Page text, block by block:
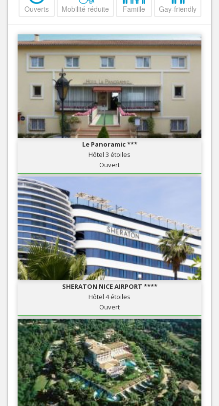
Ouverts Mobilité réduite Famille Gay-friendly
Le Panoramic ***
Hôtel 3 étoiles
Ouvert
SHERATON NICE AIRPORT ****
Hôtel 4 étoiles
Ouvert